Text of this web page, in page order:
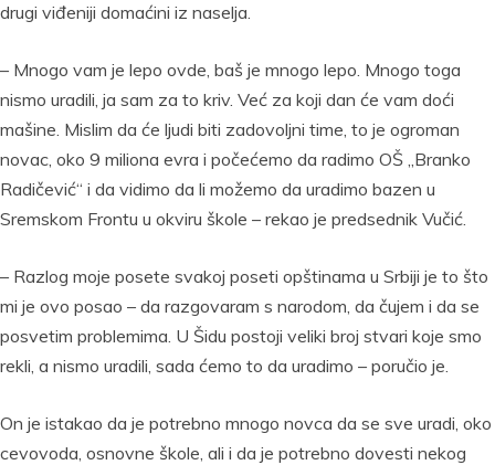
drugi viđeniji domaćini iz naselja.
– Mnogo vam je lepo ovde, baš je mnogo lepo. Mnogo toga
nismo uradili, ja sam za to kriv. Već za koji dan će vam doći
mašine. Mislim da će ljudi biti zadovoljni time, to je ogroman
novac, oko 9 miliona evra i počećemo da radimo OŠ „Branko
Radičević“ i da vidimo da li možemo da uradimo bazen u
Sremskom Frontu u okviru škole – rekao je predsednik Vučić.
– Razlog moje posete svakoj poseti opštinama u Srbiji je to što
mi je ovo posao – da razgovaram s narodom, da čujem i da se
posvetim problemima. U Šidu postoji veliki broj stvari koje smo
rekli, a nismo uradili, sada ćemo to da uradimo – poručio je.
On je istakao da je potrebno mnogo novca da se sve uradi, oko
cevovoda, osnovne škole, ali i da je potrebno dovesti nekog